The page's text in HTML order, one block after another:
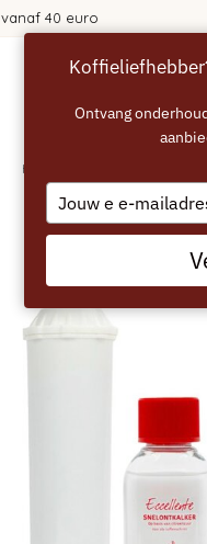
Home
Ontvang
Type
your
email